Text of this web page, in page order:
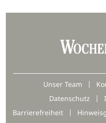
Unser Team
Datenschutz
Barrierefreiheit